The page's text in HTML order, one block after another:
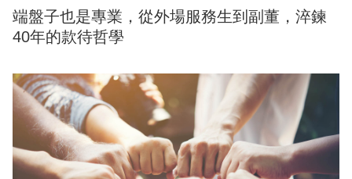
端盤子也是專業，從外場服務生到副董，淬鍊
40年的款待哲學